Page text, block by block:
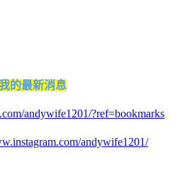
的最新消息
andywife1201/?ref=bookmarks
andywife1201/